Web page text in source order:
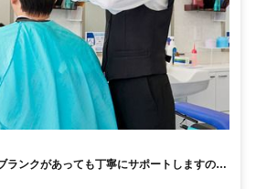
ランクがあっても丁寧にサポートしますので
いという方に♪残業ナシで家庭との両立も安